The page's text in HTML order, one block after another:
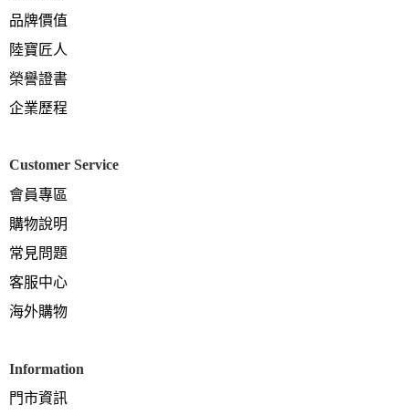
品牌價值
陸寶匠人
榮譽證書
企業歷程
Customer Service
會員專區
購物說明
常見問題
客服中心
海外購物
Information
門市資訊